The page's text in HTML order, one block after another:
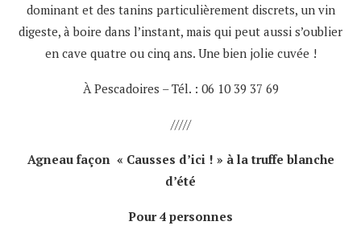
dominant et des tanins particulièrement discrets, un vin
digeste, à boire dans l’instant, mais qui peut aussi s’oublier
en cave quatre ou cinq ans. Une bien jolie cuvée !
À Pescadoires – Tél. : 06 10 39 37 69
/////
Agneau façon « Causses d’ici ! » à la truffe blanche
d’été
Pour 4 personnes